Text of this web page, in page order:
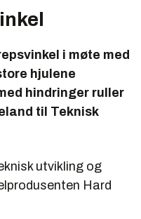
i møte med
hjulene
hindringer ruller
til Teknisk
utvikling og
Hard